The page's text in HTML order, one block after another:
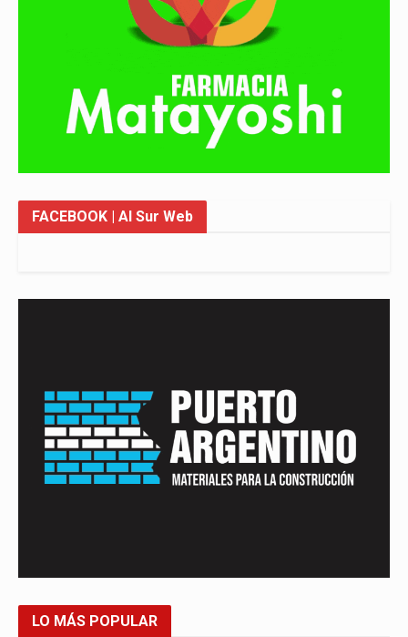
FACEBOOK | Al Sur Web
LO MÁS POPULAR